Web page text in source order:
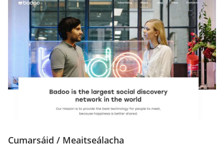
Cumarsáid / Meaitseálacha